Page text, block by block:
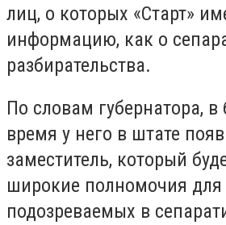
лиц, о которых «Старт»
информацию, как о
разбирательства.
По словам губернатора,
время у него в штате
заместитель, который
широкие полномочия для
подозреваемых в